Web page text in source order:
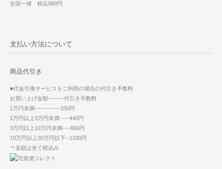
全国一律 税込880円
支払い方法について
商品代引き
■代金引換サービスをご利用の場合の代引き手数料
お買い上げ金額--------代引き手数料
1万円未満-------------330円
1万円以上3万円未満-----440円
3万円以上10万円未満----660円
10万円以上30万円以下--1100円
＊金額は全て税込み